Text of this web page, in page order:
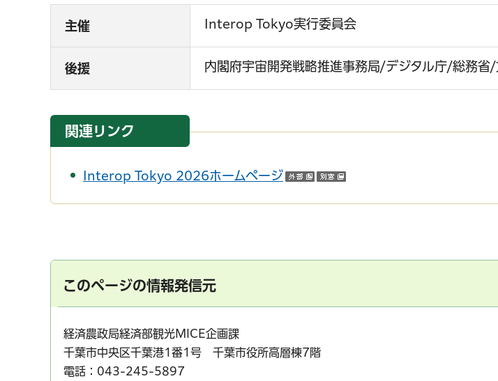
主催 Interop Tokyo実行委員会
後援 内閣府宇宙開発戦略推進事務局/デジタル庁/総務
関連リンク
Interop Tokyo 2026ホームページ
（外部サイトへリンク）
このページの情報発信元
経済農政局経済部観光MICE企画課
千葉市中央区千葉港1番1号 千葉市役所高層棟7階
電話：043-245-5897